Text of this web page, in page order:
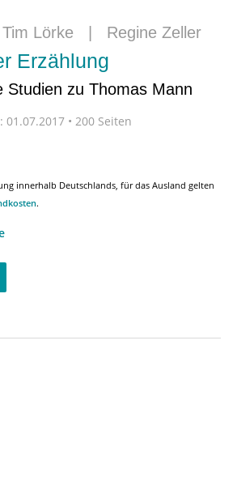
Tim Lörke Regine Zeller
Erzählung
Studien zu Thomas Mann
01.07.2017 • 200 Seiten
innerhalb Deutschlands, für das Ausland gelten
.